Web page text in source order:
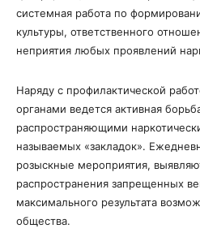
системная работа по
культуры, ответственного
неприятия любых проявлений
Наряду с профилактической
органами ведется активная
распространяющими
называемых «закладок».
розыскные мероприятия,
распространения запрещенных
максимального результата
общества.